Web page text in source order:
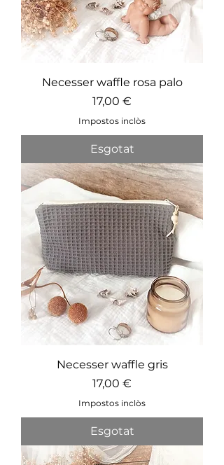
Necesser waffle rosa palo
Preu
17,00 €
Impostos inclòs
Esgotat
Necesser waffle gris
Preu
17,00 €
Impostos inclòs
Esgotat